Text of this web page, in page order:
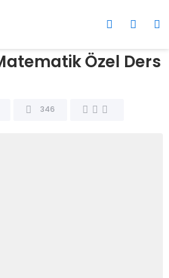
Özel Ders
346